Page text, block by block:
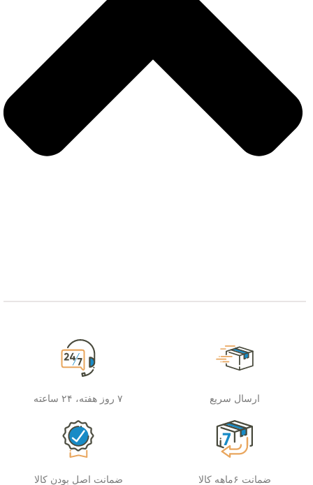
ارسال سریع ۷ روز هفته، ۲۴ ساعته
ضمانت ۶ماهه کالا ضمانت اصل بودن کالا